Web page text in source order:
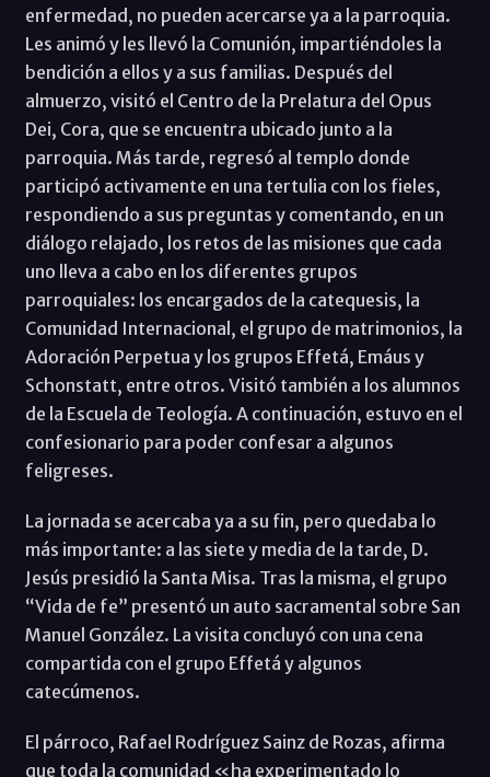
enfermedad, no pueden acercarse ya a la parroquia.
Les animó y les llevó la Comunión, impartiéndoles la
bendición a ellos y a sus familias. Después del
almuerzo, visitó el Centro de la Prelatura del Opus
Dei, Cora, que se encuentra ubicado junto a la
parroquia. Más tarde, regresó al templo donde
participó activamente en una tertulia con los fieles,
respondiendo a sus preguntas y comentando, en un
diálogo relajado, los retos de las misiones que cada
uno lleva a cabo en los diferentes grupos
parroquiales: los encargados de la catequesis, la
Comunidad Internacional, el grupo de matrimonios, la
Adoración Perpetua y los grupos Effetá, Emáus y
Schonstatt, entre otros. Visitó también a los alumnos
de la Escuela de Teología. A continuación, estuvo en el
confesionario para poder confesar a algunos
feligreses.
La jornada se acercaba ya a su fin, pero quedaba lo
más importante: a las siete y media de la tarde, D.
Jesús presidió la Santa Misa. Tras la misma, el grupo
“Vida de fe” presentó un auto sacramental sobre San
Manuel González. La visita concluyó con una cena
compartida con el grupo Effetá y algunos
catecúmenos.
El párroco, Rafael Rodríguez Sainz de Rozas, afirma
que toda la comunidad «ha experimentado lo